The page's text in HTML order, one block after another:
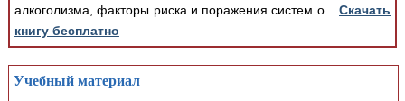
алкоголизма, факторы риска и поражения систем о...Скачать
книгу бесплатно
Учебный материал